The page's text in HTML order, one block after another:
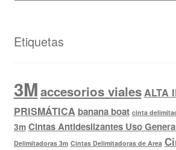
Etiquetas
3Maccesorios vialesALTA
PRISMÁTICA banana boat cinta
3m Cintas Antideslizantes Uso
Delimitadoras 3m Cintas Delimitadoras de Area